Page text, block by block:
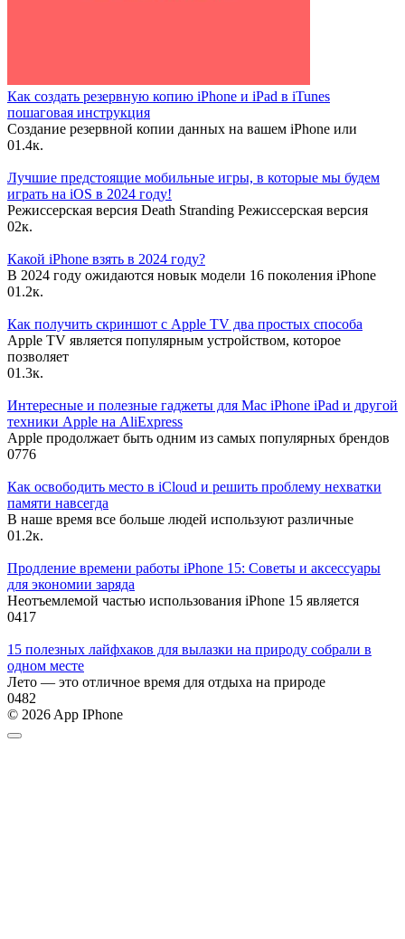
Как создать резервную копию iPhone и iPad в iTunes
пошаговая инструкция
Создание резервной копии данных на вашем iPhone или
01.4к.
Лучшие предстоящие мобильные игры, в которые мы будем
играть на iOS в 2024 году!
Режиссерская версия Death Stranding Режиссерская версия
02к.
Какой iPhone взять в 2024 году?
В 2024 году ожидаются новык модели 16 поколения iPhone
01.2к.
Как получить скриншот с Apple TV два простых способа
Apple TV является популярным устройством, которое
позволяет
01.3к.
Интересные и полезные гаджеты для Mac iPhone iPad и другой
техники Apple на AliExpress
Apple продолжает быть одним из самых популярных брендов
0776
Как освободить место в iCloud и решить проблему нехватки
памяти навсегда
В наше время все больше людей используют различные
01.2к.
Продление времени работы iPhone 15: Советы и аксессуары
для экономии заряда
Неотъемлемой частью использования iPhone 15 является
0417
15 полезных лайфхаков для вылазки на природу собрали в
одном месте
Лето — это отличное время для отдыха на природе
0482
© 2026 App IPhone